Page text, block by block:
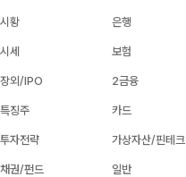
시황
시세
장외/IPO
특징주
투자전략
채권/펀드
은행
보험
2금융
카드
가상자산/핀테크
일반